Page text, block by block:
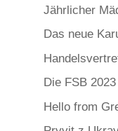
Jährlicher
Das neue
Die FSB
Hello from